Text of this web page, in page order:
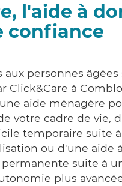
l'aide à
confiance
aux personnes âgées
Click&Care à
aide ménagère
votre cadre de vie,
temporaire suite
ou d'une aide à
suite à
plus